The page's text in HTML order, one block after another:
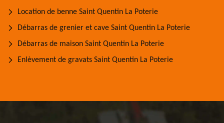
Location de benne Saint Quentin La Poterie
Débarras de grenier et cave Saint Quentin La Poterie
Débarras de maison Saint Quentin La Poterie
Enlèvement de gravats Saint Quentin La Poterie